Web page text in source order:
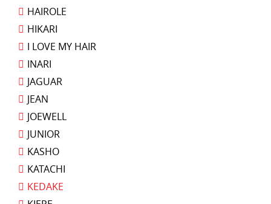
HAIROLE
HIKARI
I LOVE MY HAIR
INARI
JAGUAR
JEAN
JOEWELL
JUNIOR
KASHO
KATACHI
KEDAKE